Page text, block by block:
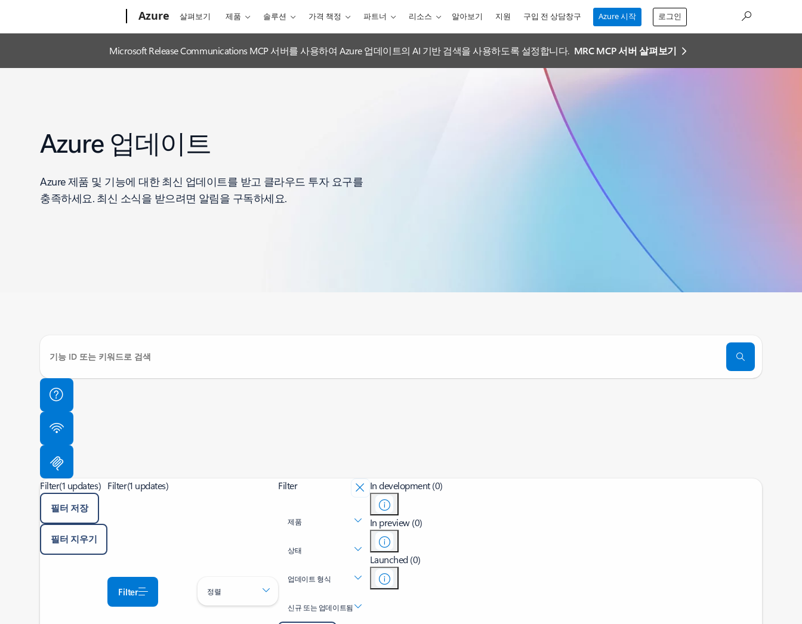
Azure 살펴보기 제품 솔루션 가격 책정 파트너 리소스 알아보기 지원 구입 전 상담창구 Azure 시작 로그인
Microsoft Release Communications MCP 서버를 사용하여 Azure 업데이트의 AI 기반 검색을 사용하도록 설정합니다. MRC MCP 서버 살펴보기
Azure 업데이트
Azure 제품 및 기능에 대한 최신 업데이트를 받고 클라우드 투자 요구를
충족하세요. 최신 소식을 받으려면 알림을 구독하세요.
Filter(1 updates)
필터 저장
필터 지우기
Filter(1 updates)
Filter 정렬
Filter
제품
상태
업데이트 형식
신규 또는 업데이트됨
In development (0)
In preview (0)
Launched (0)